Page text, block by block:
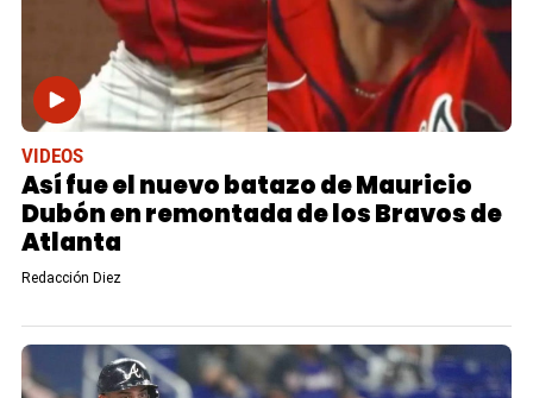
VIDEOS
Así fue el nuevo batazo de Mauricio
Dubón en remontada de los Bravos de
Atlanta
Redacción Diez